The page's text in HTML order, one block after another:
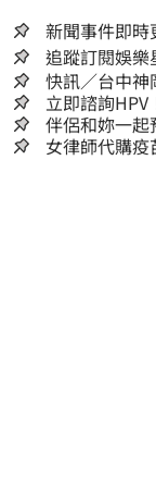
新聞事件即
追蹤訂閱娛
快訊／台中
半身輾碎慘死
立即諮詢
嫌晚！
伴侶和妳一起
女律師代購